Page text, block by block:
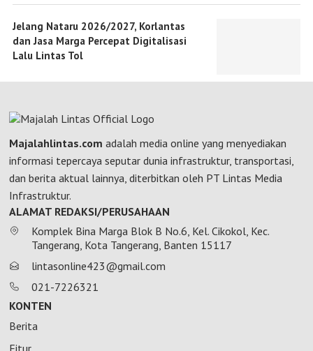
Jelang Nataru 2026/2027, Korlantas
dan Jasa Marga Percepat Digitalisasi
Lalu Lintas Tol
Majalahlintas.com adalah media online yang menyediakan
informasi tepercaya seputar dunia infrastruktur, transportasi,
dan berita aktual lainnya, diterbitkan oleh PT Lintas Media
Infrastruktur.
ALAMAT REDAKSI/PERUSAHAAN
Komplek Bina Marga Blok B No.6, Kel. Cikokol, Kec.
Tangerang, Kota Tangerang, Banten 15117
lintasonline423@gmail.com
021-7226321
KONTEN
Berita
Fitur